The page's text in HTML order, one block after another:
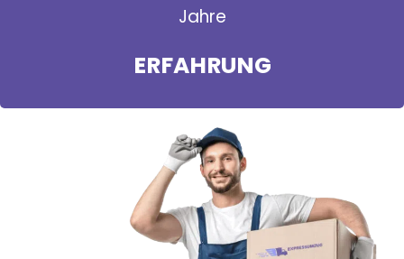
Jahre
ERFAHRUNG